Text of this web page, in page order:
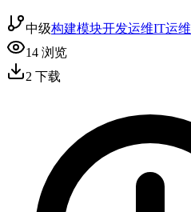
中级构建模块开发运维IT运维
14 浏览
2 下载